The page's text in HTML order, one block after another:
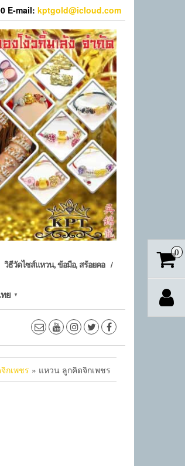
E-mail: kptgold@icloud.com
วิธีวัดไซส์แหวน, ข้อมือ, สร้อยคอ
ย ▼
กเพชร » แหวน ลูกคิดจิกเพชร
0